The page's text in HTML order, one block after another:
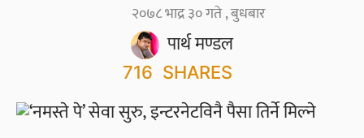
पार्थ मण्डल
२०७८ भाद्र ३० गते , बुधबार
716 SHARES